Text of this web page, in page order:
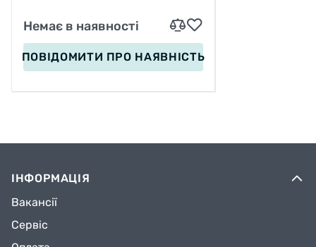
Немає в наявності
ПОВІДОМИТИ ПРО НАЯВНІСТЬ
ІНФОРМАЦІЯ
Вакансії
Сервіс